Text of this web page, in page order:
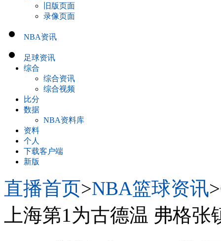
旧版页面
录像页面
NBA资讯
足球资讯
综合
综合资讯
综合视频
比分
数据
NBA资料库
资料
个人
下载客户端
新版
直播首页>NBA篮球资讯
上海第1为古德温 弗格